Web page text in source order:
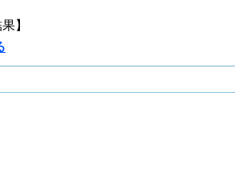
】